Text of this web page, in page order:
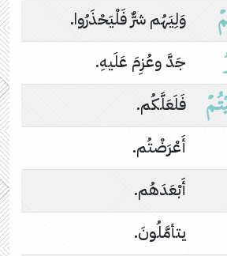
وَلِيَهُم شرٌّ فَلْيَحْذَرُوا.
جَدَّ وعُزِمَ عَلَيهِ.
فَلَعَلَّكُم.
أَعْرَضْتُم.
أَبْعَدَهُم.
يتأمَّلُونَ.